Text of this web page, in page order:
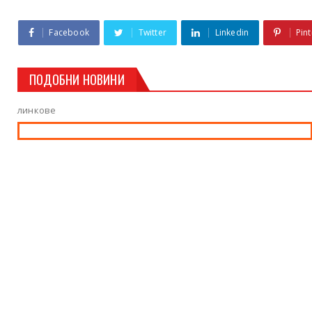
Facebook Twitter Linkedin
ПОДОБНИ НОВИНИ
линкове